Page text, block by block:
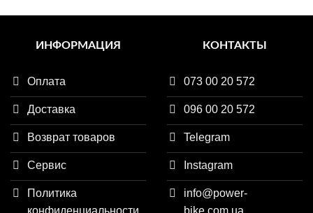
ИНФОРМАЦИЯ
Оплата
Доставка
Возврат товаров
Сервис
Политика
конфиденциальности
КОНТАКТЫ
073 00 20 572
096 00 20 572
Telegram
Instagram
info@power-
bike.com.ua